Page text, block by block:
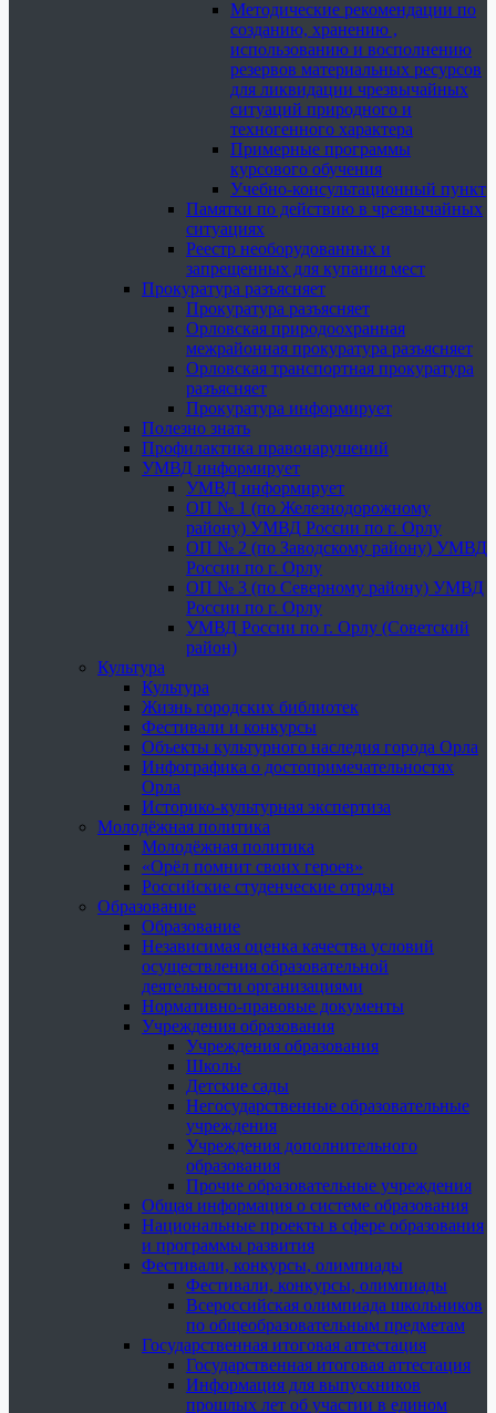
Методические рекомендации по
созданию, хранению ,
использованию и восполнению
резервов материальных ресурсов
для ликвидации чрезвычайных
ситуаций природного и
техногенного характера
Примерные программы
курсового обучения
Учебно-консультационный пункт
Памятки по действию в чрезвычайных
ситуациях
Реестр необорудованных и
запрещенных для купания мест
Прокуратура разъясняет
Прокуратура разъясняет
Орловская природоохранная
межрайонная прокуратура разъясняет
Орловская транспортная прокуратура
разъясняет
Прокуратура информирует
Полезно знать
Профилактика правонарушений
УМВД информирует
УМВД информирует
ОП № 1 (по Железнодорожному
району) УМВД России по г. Орлу
ОП № 2 (по Заводскому району) УМВД
России по г. Орлу
ОП № 3 (по Северному району) УМВД
России по г. Орлу
УМВД России по г. Орлу (Советский
район)
Культура
Культура
Жизнь городских библиотек
Фестивали и конкурсы
Объекты культурного наследия города Орла
Инфографика о достопримечательностях
Орла
Историко-культурная экспертиза
Молодёжная политика
Молодёжная политика
«Орёл помнит своих героев»
Российские студенческие отряды
Образование
Образование
Независимая оценка качества условий
осуществления образовательной
деятельности организациями
Нормативно-правовые документы
Учреждения образования
Учреждения образования
Школы
Детские сады
Негосударственные образовательные
учреждения
Учреждения дополнительного
образования
Прочие образовательные учреждения
Общая информация о системе образования
Национальные проекты в сфере образования
и программы развития
Фестивали, конкурсы, олимпиады
Фестивали, конкурсы, олимпиады
Всероссийская олимпиада школьников
по общеобразовательным предметам
Государственная итоговая аттестация
Государственная итоговая аттестация
Информация для выпускников
прошлых лет об участии в едином